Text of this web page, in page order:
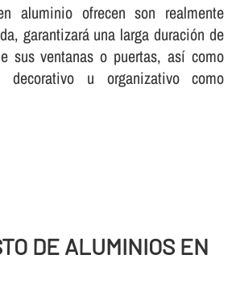
aluminio ofrecen son realmente
garantizará una larga duración de
sus ventanas o puertas, así­ como
decorativo u organizativo como
DE ALUMINIOS EN